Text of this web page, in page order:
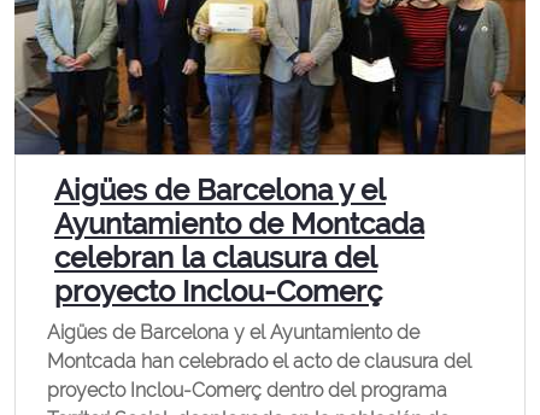
Aigües de Barcelona y el
Ayuntamiento de Montcada
celebran la clausura del
proyecto Inclou-Comerç
Aigües de Barcelona y el Ayuntamiento de
Montcada han celebrado el acto de clausura del
proyecto Inclou-Comerç dentro del programa